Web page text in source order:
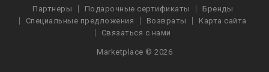
Партнеры Подарочные сертификаты
Бренды
Специальные предложения
Возвраты
Карта сайта
Связаться с нами
Marketplace © 2026